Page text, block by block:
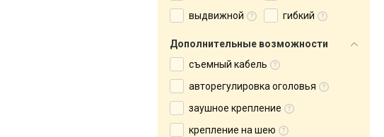
выдвижной
гибкий
Дополнительные возможности
съемный кабель
авторегулировка оголовья
заушное крепление
крепление на шею